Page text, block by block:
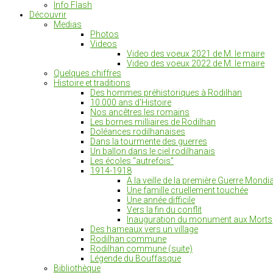
Info Flash
Découvrir
Medias
Photos
Videos
Video des voeux 2021 de M. le maire
Video des voeux 2022 de M. le maire
Quelques chiffres
Histoire et traditions
Des hommes préhistoriques à Rodilhan
10.000 ans d'Histoire
Nos ancêtres les romains
Les bornes milliaires de Rodilhan
Doléances rodilhanaises
Dans la tourmente des guerres
Un ballon dans le ciel rodilhanais
Les écoles "autrefois"
1914-1918
A la veille de la première Guerre
Une famille cruellement touchée
Une année difficile
Vers la fin du conflit
Inauguration du monument aux Morts
Des hameaux vers un village
Rodilhan commune
Rodilhan commune (suite)
Légende du Bouffasque
Bibliothèque